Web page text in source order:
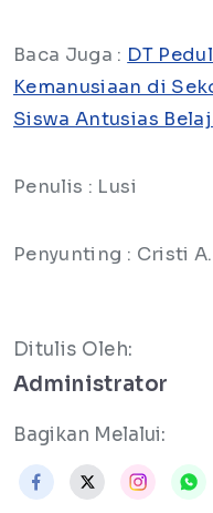
Baca Juga : DT
Kemanusiaan di
Siswa Antusias
Penulis : Lusi
Penyunting : Cristi
Ditulis Oleh:
Administrator
Bagikan Melalui: